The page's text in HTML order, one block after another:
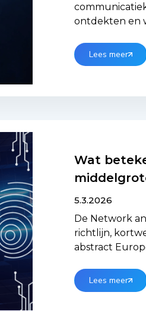
ontdekten en
Lees meer
Wat
5.3.2026
De Network
richtlijn,
abstract
organisaties in
concrete,
Lees meer